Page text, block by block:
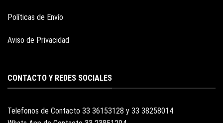
Políticas de Envío
Aviso de Privacidad
CONTACTO Y REDES SOCIALES
Telefonos de Contacto 33 36153128 y 33 38258014